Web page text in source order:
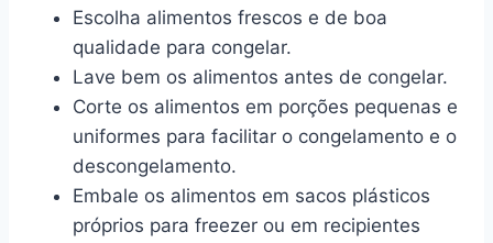
Escolha alimentos frescos e de boa
qualidade para congelar.
Lave bem os alimentos antes de congelar.
Corte os alimentos em porções pequenas e
uniformes para facilitar o congelamento e o
descongelamento.
Embale os alimentos em sacos plásticos
próprios para freezer ou em recipientes